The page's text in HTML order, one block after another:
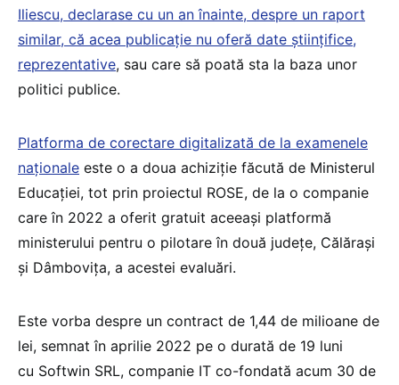
Iliescu, declarase cu un an înainte, despre un raport
similar, că acea publicație nu oferă date științifice,
reprezentative, sau care să poată sta la baza unor
politici publice.
Platforma de corectare digitalizată de la examenele
naționale este o a doua achiziție făcută de Ministerul
Educației, tot prin proiectul ROSE, de la o companie
care în 2022 a oferit gratuit aceeași platformă
ministerului pentru o pilotare în două județe, Călărași
și Dâmbovița, a acestei evaluări.
Este vorba despre un contract de 1,44 de milioane de
lei, semnat în aprilie 2022 pe o durată de 19 luni
cu Softwin SRL, companie IT co-fondată acum 30 de